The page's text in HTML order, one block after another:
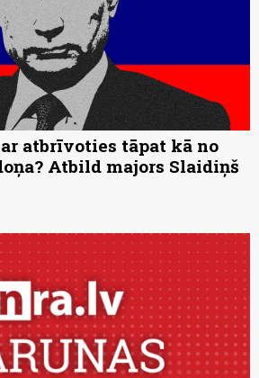
atbrīvoties tāpat kā no
Atbild majors Slaidiņš